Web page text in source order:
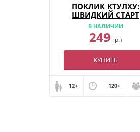
ПОКЛИК КТУЛХУ:
ШВИДКИЙ СТАРТ
(УКР)
В НАЛИЧИИ
249 грн
КУПИТЬ
12+ 120+